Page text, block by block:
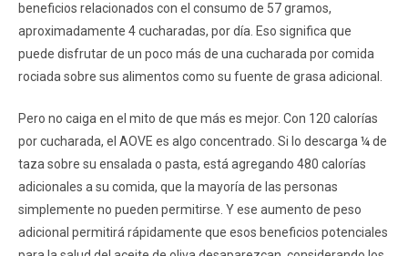
beneficios relacionados con el consumo de 57 gramos,
aproximadamente 4 cucharadas, por día. Eso significa que
puede disfrutar de un poco más de una cucharada por comida
rociada sobre sus alimentos como su fuente de grasa adicional.
Pero no caiga en el mito de que más es mejor. Con 120 calorías
por cucharada, el AOVE es algo concentrado. Si lo descarga ¼ de
taza sobre su ensalada o pasta, está agregando 480 calorías
adicionales a su comida, que la mayoría de las personas
simplemente no pueden permitirse. Y ese aumento de peso
adicional permitirá rápidamente que esos beneficios potenciales